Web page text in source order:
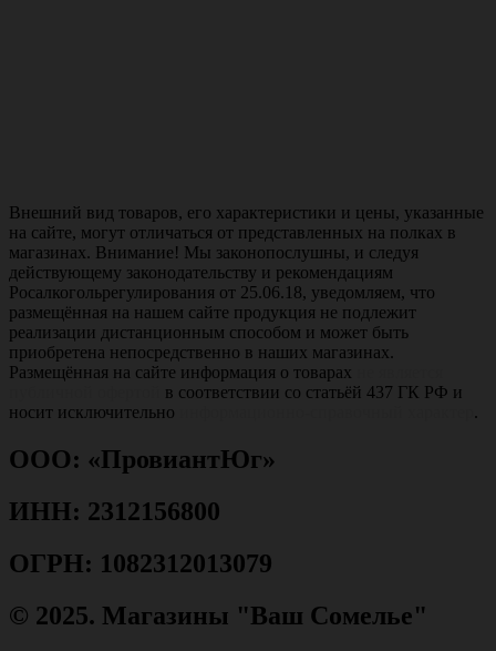
Внешний вид товаров, его характеристики и цены, указанные
на сайте, могут отличаться от представленных на полках в
магазинах. Внимание! Мы законопослушны, и следуя
действующему законодательству и рекомендациям
Росалкогольрегулирования от 25.06.18, уведомляем, что
размещённая на нашем сайте продукция не подлежит
реализации дистанционным способом и может быть
приобретена непосредственно в наших магазинах.
Размещённая на сайте информация о товарах
в соответствии со статьёй 437 ГК РФ и
носит исключительно
.
ООО: «ПровиантЮг»
ИНН: 2312156800
ОГРН: 1082312013079
© 2025. Магазины "Ваш Сомелье"